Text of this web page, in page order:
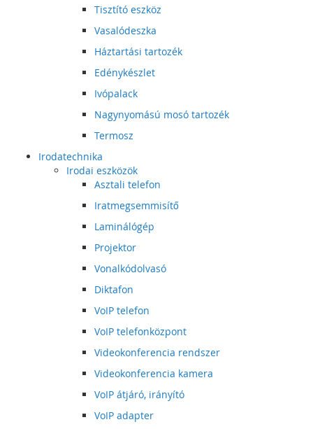
Tisztító eszköz
Vasalódeszka
Háztartási tartozék
Edénykészlet
Ivópalack
Nagynyomású mosó tartozék
Termosz
Irodatechnika
Irodai eszközök
Asztali telefon
Iratmegsemmisítő
Laminálógép
Projektor
Vonalkódolvasó
Diktafon
VoIP telefon
VoIP telefonközpont
Videokonferencia rendszer
Videokonferencia kamera
VoIP átjáró, irányító
VoIP adapter